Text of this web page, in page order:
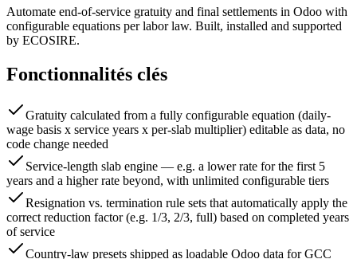
Automate end-of-service gratuity and final settlements in Odoo with
configurable equations per labor law. Built, installed and supported
by ECOSIRE.
Fonctionnalités clés
Gratuity calculated from a fully configurable equation (daily-
wage basis x service years x per-slab multiplier) editable as data, no
code change needed
Service-length slab engine — e.g. a lower rate for the first 5
years and a higher rate beyond, with unlimited configurable tiers
Resignation vs. termination rule sets that automatically apply the
correct reduction factor (e.g. 1/3, 2/3, full) based on completed years
of service
Country-law presets shipped as loadable Odoo data for GCC